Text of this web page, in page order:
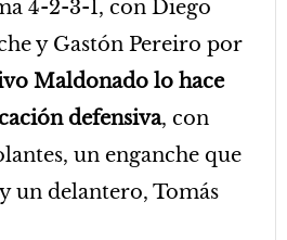
4-2-3-1, con Diego
y Gastón Pereiro por
Maldonado lo hace
defensiva, con
un enganche que
un delantero, Tomás